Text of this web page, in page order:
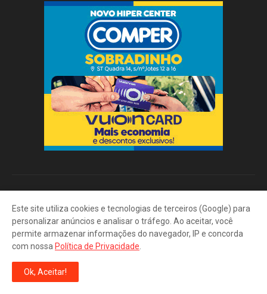
Portal do Trabalhador: CTPS Digital. Vagas de Emprego. Seguro-
Este site utiliza cookies e tecnologias de terceiros (Google) para
personalizar anúncios e analisar o tráfego. Ao aceitar, você
permite armazenar informações do navegador, IP e concorda
com nossa Política de Privacidade
Ok, Aceitar!